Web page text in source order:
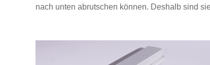
nach unten abrutschen können. Deshalb sind